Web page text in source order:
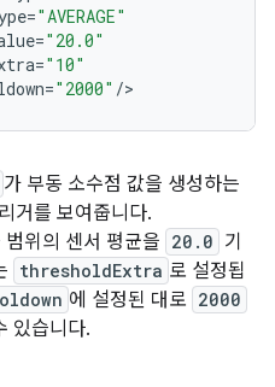
="AVERAGE"
="20.0"
="10"
="2000" /
가 부동 소수점 값을 생성하는
거를 보여줍니다.
범위의 센서 평균을 20.0 기
thresholdExtra 로 설정됩
에 설정된 대로 2000
있습니다.